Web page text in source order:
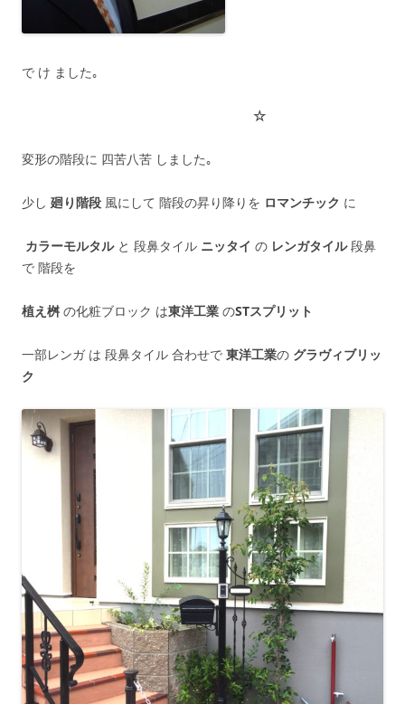
で け ました｡
☆
変形の階段に 四苦八苦 しました｡
少し 廻り階段 風にして 階段の昇り降りを ロマンチック に
カラーモルタルと 段鼻タイル ニッタイ の レンガタイル段鼻
で 階段を
植え桝 の化粧ブロック は東洋工業 のSTスプリット
一部レンガ は 段鼻タイル 合わせで 東洋工業の グラヴィブリッ
ク